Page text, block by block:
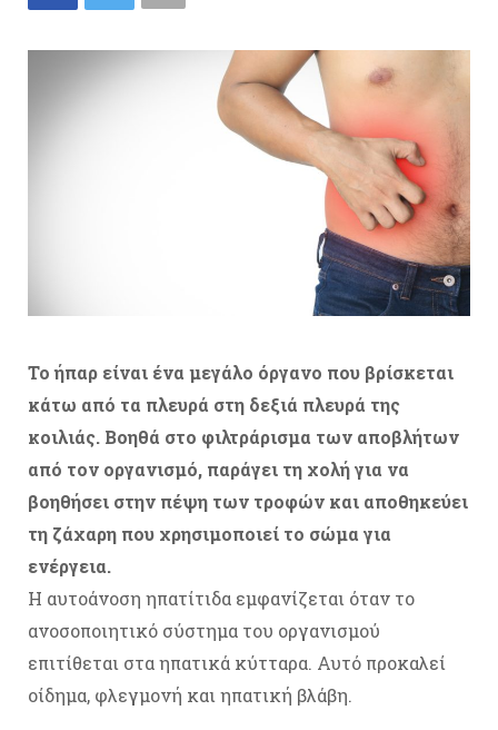
Το ήπαρ είναι ένα μεγάλο όργανο που βρίσκεται
κάτω από τα πλευρά στη δεξιά πλευρά της
κοιλιάς. Βοηθά στο φιλτράρισμα των αποβλήτων
από τον οργανισμό, παράγει τη χολή για να
βοηθήσει στην πέψη των τροφών και αποθηκεύει
τη ζάχαρη που χρησιμοποιεί το σώμα για
ενέργεια.
Η αυτοάνοση ηπατίτιδα εμφανίζεται όταν το
ανοσοποιητικό σύστημα του οργανισμού
επιτίθεται στα ηπατικά κύτταρα. Αυτό προκαλεί
οίδημα, φλεγμονή και ηπατική βλάβη.